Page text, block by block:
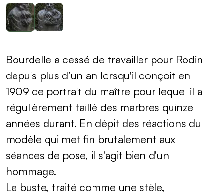
Bourdelle a cessé de travailler pour Rodin
depuis plus d’un an lorsqu'il conçoit en
1909 ce portrait du maître pour lequel il a
régulièrement taillé des marbres quinze
années durant. En dépit des réactions du
modèle qui met fin brutalement aux
séances de pose, il s'agit bien d'un
hommage.
Le buste, traité comme une stèle,